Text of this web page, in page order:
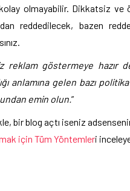
olmayabilir. Dikkatsiz ve
reddedilecek, bazen
reklam göstermeye hazır
anlamına gelen bazı
emin olun.”
bir blog açtı iseniz
için Tüm Yöntemleri